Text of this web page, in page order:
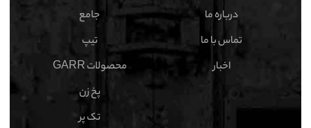
درباره ما
تماس با ما
اخبار
جامع
تیپ
محصولات GARR
پخ زن
تک پر